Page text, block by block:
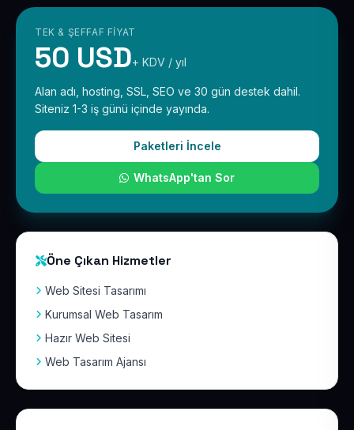
TEK & ŞEFFAF FIYAT
50 USD+ KDV / yıl
Alan adı, hosting, SSL, SEO ve 30 gün destek dahil.
Siteniz 1-3 iş günü içinde yayında.
Paketleri İncele
WhatsApp'tan Sor
Öne Çıkan Hizmetler
Web Sitesi Tasarımı
Kurumsal Web Tasarım
Hazır Web Sitesi
Web Tasarım Ajansı